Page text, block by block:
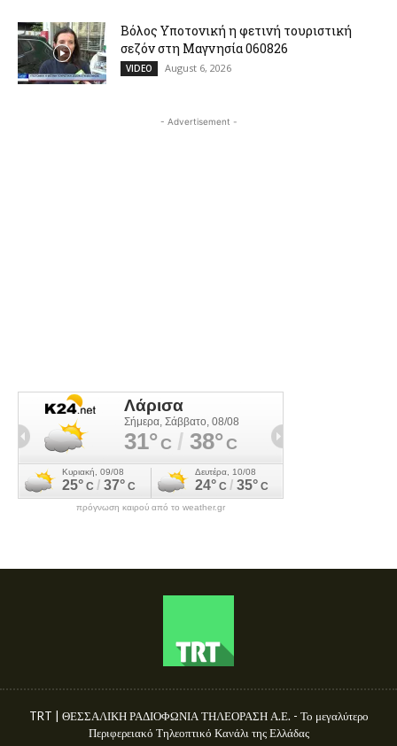
Βόλος Υποτονική η φετινή τουριστική
σεζόν στη Μαγνησία 060826
VIDEO August 6, 2026
- Advertisement -
πρόγνωση καιρού από το weather.gr
TRT | ΘΕΣΣΑΛΙΚΗ ΡΑΔΙΟΦΩΝΙΑ ΤΗΛΕΟΡΑΣΗ Α.Ε. - Το μεγαλύτερο
Περιφερειακό Τηλεοπτικό Κανάλι της Ελλάδας